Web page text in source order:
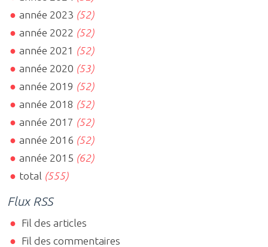
année 2023 (52)
année 2022 (52)
année 2021 (52)
année 2020 (53)
année 2019 (52)
année 2018 (52)
année 2017 (52)
année 2016 (52)
année 2015 (62)
total (555)
Flux RSS
Fil des articles
Fil des commentaires